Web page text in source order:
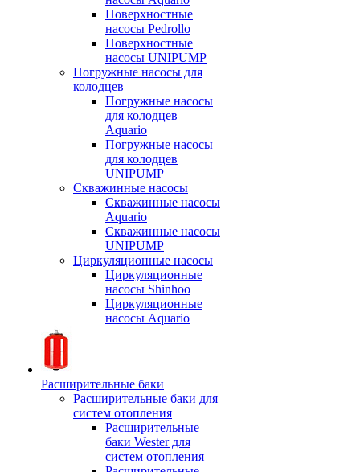
Поверхностные
насосы Pedrollo
Поверхностные
насосы UNIPUMP
Погружные насосы для
колодцев
Погружные насосы
для колодцев
Aquario
Погружные насосы
для колодцев
UNIPUMP
Скважинные насосы
Скважинные насосы
Aquario
Скважинные насосы
UNIPUMP
Циркуляционные насосы
Циркуляционные
насосы Shinhoo
Циркуляционные
насосы Aquario
Расширительные баки
Расширительные баки для
систем отопления
Расширительные
баки Wester для
систем отопления